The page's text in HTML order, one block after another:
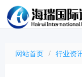
网站首页 / 行业资